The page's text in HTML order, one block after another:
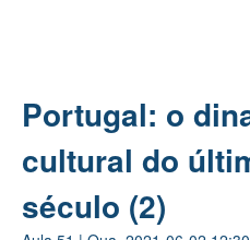
Portugal: o
cultural do
século (2)